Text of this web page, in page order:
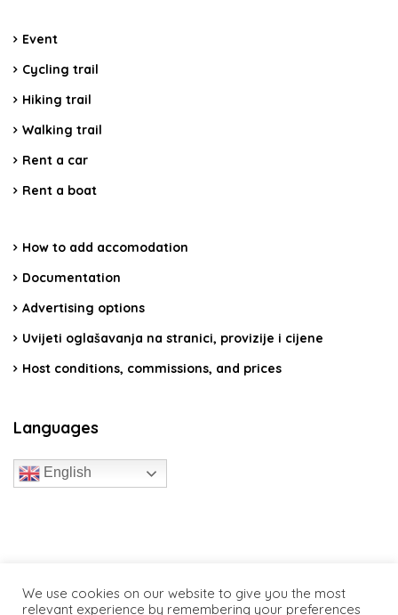
Event
Cycling trail
Hiking trail
Walking trail
Rent a car
Rent a boat
How to add accomodation
Documentation
Advertising options
Uvijeti oglašavanja na stranici, provizije i cijene
Host conditions, commissions, and prices
Languages
English
We use cookies on our website to give you the most
relevant experience by remembering your preferences